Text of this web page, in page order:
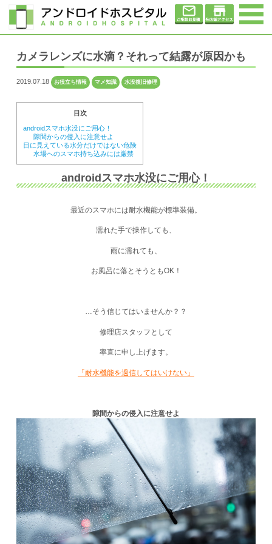
カメラレンズに水滴？それって結露が原因かも
2019.07.18 お役立ち情報 マメ知識 水没復旧修理
目次
androidスマホ水没にご用心！
隙間からの侵入に注意せよ
目に見えている水分だけではない危険
水場へのスマホ持ち込みには厳禁
androidスマホ水没にご用心！
最近のスマホには耐水機能が標準装備。
濡れた手で操作しても、
雨に濡れても、
お風呂に落とそうともOK！
…そう信じてはいませんか？？
修理店スタッフとして
率直に申し上げます。
「耐水機能を過信してはいけない」
隙間からの侵入に注意せよ